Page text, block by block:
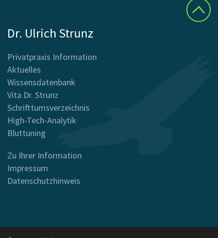
Dr. Ulrich Strunz
Privatpraxis Information
Aktuelles
Wissensdatenbank
Vita Dr. Strunz
Schrifttumsverzeichnis
High-Tech-Analytik
Bluttuning
Zu Ihrer Information
Impressum
Datenschutzhinweis